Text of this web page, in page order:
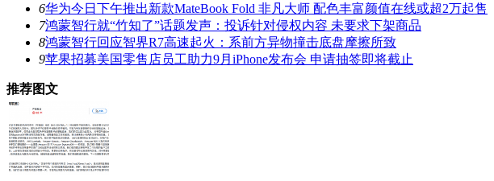
6华为今日下午推出新款MateBook Fold 非凡大师 配色丰富颜值在线或超2万起售
7鸿蒙智行就“竹知了”话题发声：投诉针对侵权内容 未要求下架商品
8鸿蒙智行回应智界R7高速起火：系前方异物撞击底盘摩擦所致
9苹果招募美国零售店员工助力9月iPhone发布会 申请抽签即将截止
推荐图文